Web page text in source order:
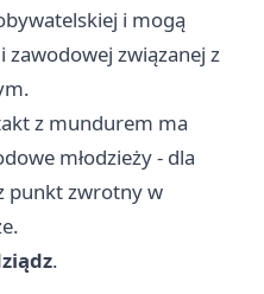
i mogą
związanej z
z mundurem ma
młodzieży - dla
punkt zwrotny w
.